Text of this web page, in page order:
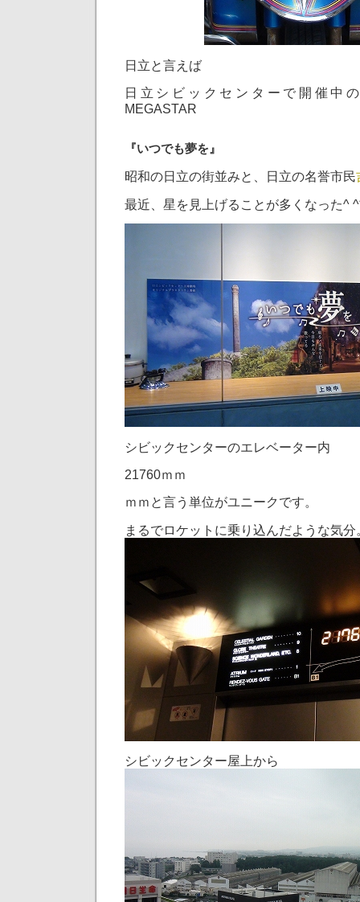
日立と言えば
日立シビックセンターで開催
MEGASTAR
『いつでも夢を』
昭和の日立の街並みと、日立の名誉市民
最近、星を見上げることが多くなった^
シビックセンターのエレベーター内
21760ｍｍ
ｍｍと言う単位がユニークです。
まるでロケットに乗り込んだような気分
シビックセンター屋上から